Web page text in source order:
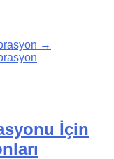
→
İçin